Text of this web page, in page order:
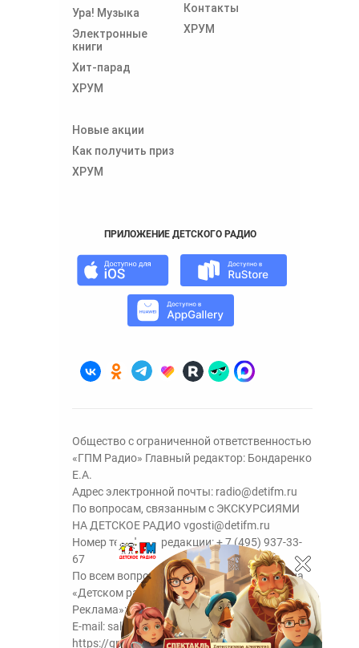
Ура! Музыка
Электронные
книги
Хит-парад
ХРУМ
Контакты
ХРУМ
Новые акции
Как получить приз
ХРУМ
ПРИЛОЖЕНИЕ ДЕТСКОГО РАДИО
Общество с ограниченной ответственностью
«ГПМ Радио» Главный редактор: Бондаренко
Е.А.
Адрес электронной почты: radio@detifm.ru
По вопросам, связанным с ЭКСКУРСИЯМИ
НА ДЕТСКОЕ РАДИО vgosti@detifm.ru
Номер телефона редакции:+ 7 (495) 937-33-
67
По всем вопросам размещения рекламы на
«Детском радио» - сейлз-хаус «ГПМ
Реклама»:+7 (495) 921-40-41
E-mail: sales@gazprom-media.ru
https://gpmsaleshouse.ru/